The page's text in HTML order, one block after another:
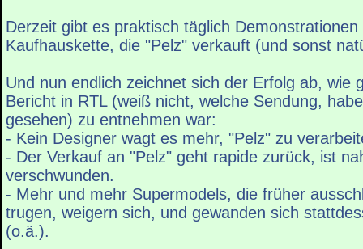
Derzeit gibt es praktisch täglich Demonstrationen
Kaufhauskette, die "Pelz" verkauft (und sonst
Und nun endlich zeichnet sich der Erfolg ab, wie
Bericht in RTL (weiß nicht, welche Sendung,
gesehen) zu entnehmen war:
- Kein Designer wagt es mehr, "Pelz" zu
- Der Verkauf an "Pelz" geht rapide zurück, ist
verschwunden.
- Mehr und mehr Supermodels, die früher
trugen, weigern sich, und gewanden sich
(o.ä.).